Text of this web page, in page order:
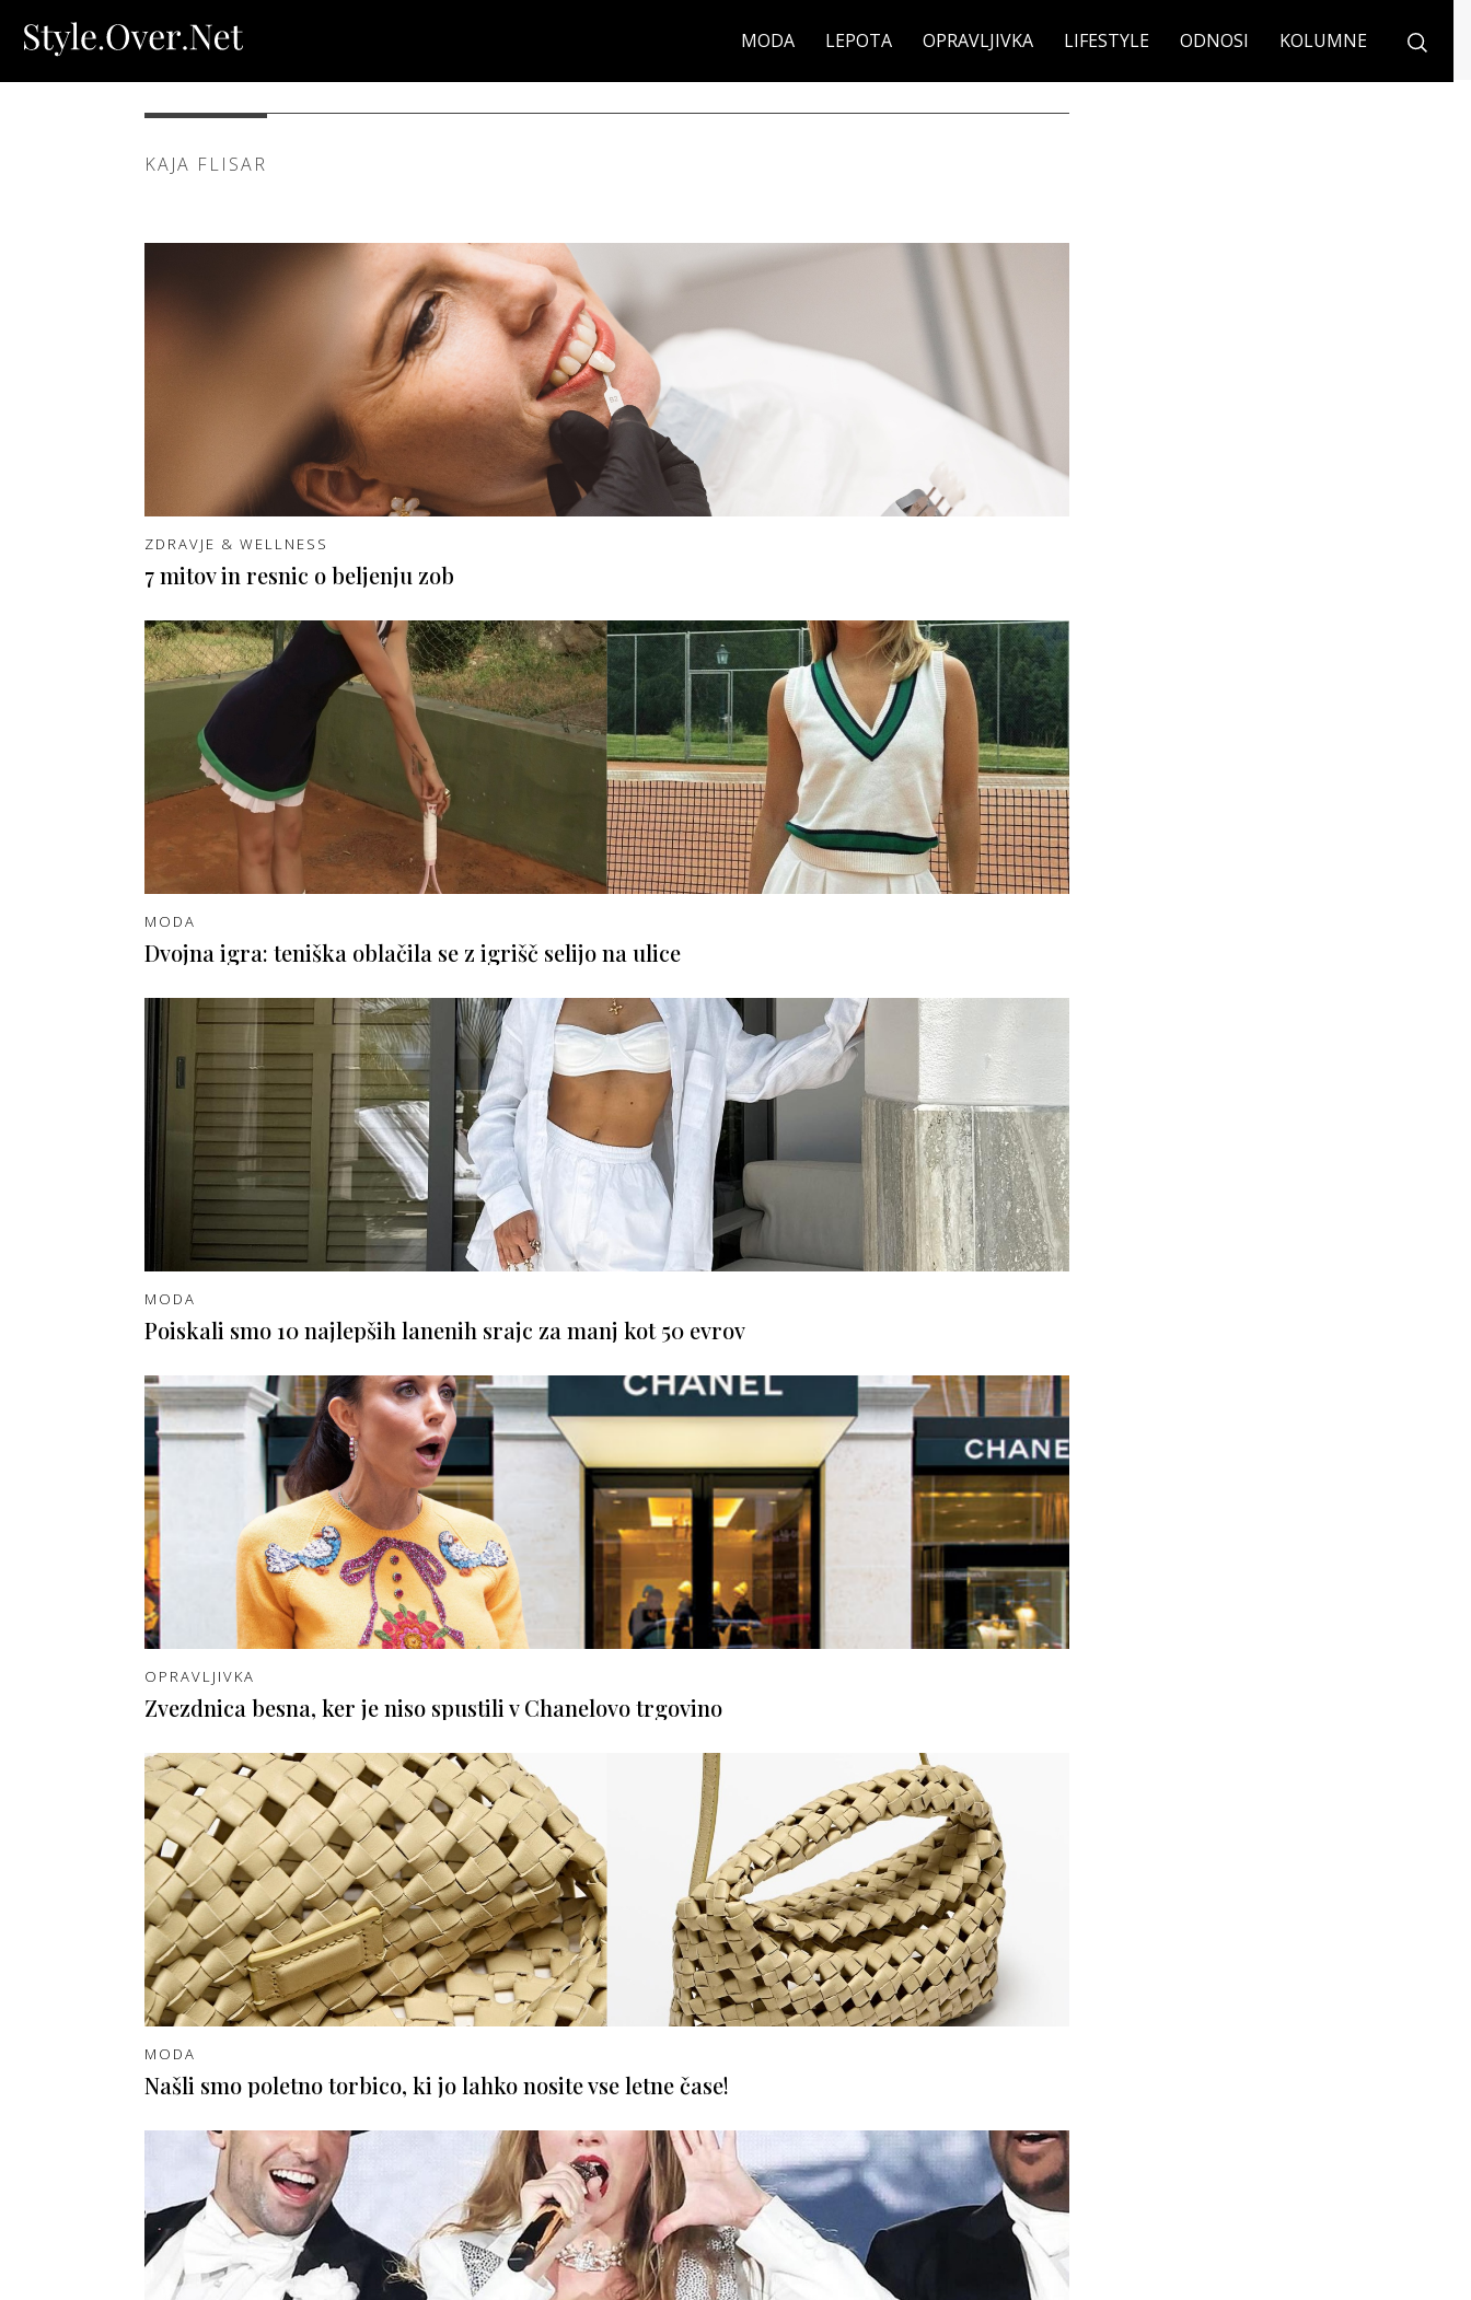
MODA LEPOTA OPRAVLJIVKA LIFESTYLE ODNOSI KOLUMNE
KAJA FLISAR
ZDRAVJE & WELLNESS
7 mitov in resnic o beljenju zob
MODA
Dvojna igra: teniška oblačila se z igrišč selijo na ulice
MODA
Poiskali smo 10 najlepših lanenih srajc za manj kot 50 evrov
OPRAVLJIVKA
Zvezdnica besna, ker je niso spustili v Chanelovo trgovino
MODA
Našli smo poletno torbico, ki jo lahko nosite vse letne čase!